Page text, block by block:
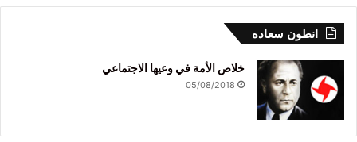
انطون سعاده
خلاص الأمة في وعيها الاجتماعي
05/08/2018